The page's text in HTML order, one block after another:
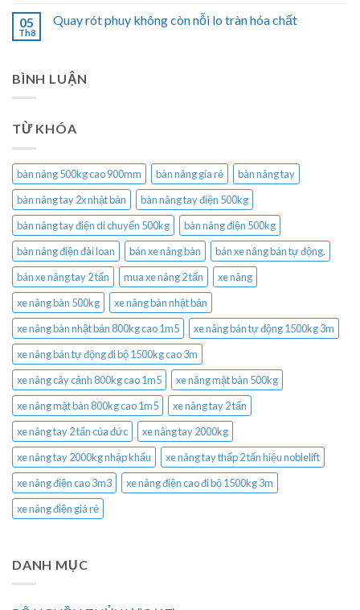
05
Th8
Quay rót phuy không còn nỗi lo tràn hóa chất
BÌNH LUẬN
TỪ KHÓA
bàn nâng 500kg cao 900mm bàn nâng gía rẻ
bàn nâng tay
bàn nâng tay 2x nhật bản
bàn nâng tay điện 500kg
bàn nâng tay điện di chuyển 500kg
bàn nâng điện 500kg
bàn nâng điện đài loan
bán xe nâng bàn
bán xe nâng bán tự động.
bán xe nâng tay 2 tấn
mua xe nâng 2 tấn
xe nâng
xe nâng bàn 500kg
xe nâng bàn nhật bản
xe nâng bàn nhật bản 800kg cao 1m5
xe nâng bán tự động 1500kg 3m
xe nâng bán tự động đi bộ 1500kg cao 3m
xe nâng cây cảnh 800kg cao 1m5
xe nâng mặt bàn 500kg
xe nâng mặt bàn 800kg cao 1m5
xe nâng tay 2 tấn
xe nâng tay 2 tấn của đức
xe nâng tay 2000kg
xe nâng tay 2000kg nhập khẩu
xe nâng tay thấp 2 tấn hiệu noblelift
xe nâng điện cao 3m3
xe nâng điện cao đi bộ 1500kg 3m
xe nâng điện giá rẻ
DANH MỤC